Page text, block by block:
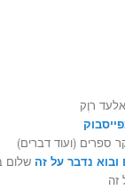
רוֶק
ספרים (ועוד דברים)
נדבר על זה שלום
זה